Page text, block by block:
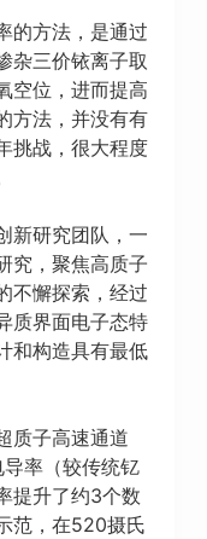
的方法，是通过
杂三价铱离子取
空位，进而提高
方法，并没有有
挑战，很大程度
新研究团队，一
究，聚焦高质子
不懈探索，经过
质界面电子态特
和构造具有最低
质子高速通道
导率（较传统钇
提升了约3个数
范，在520摄氏